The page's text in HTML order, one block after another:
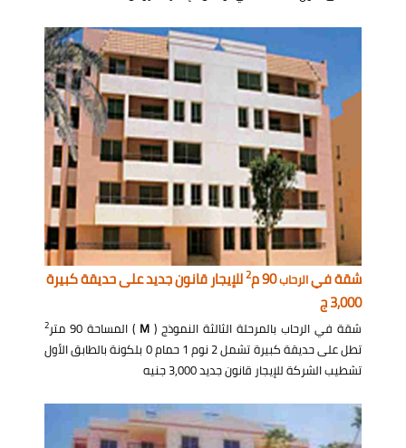
شقة فيالرحاب90 م 2للإيجار قانون جديد على حديقة كبيرة
3,000 ج
شقة في الرحاب بالمرحلة الثالثة النموذج ( M ) المساحة 90 متر 2
تطل على حديقة كبيرة تشمل 2 نوم 1 حمام 0 بلكونة بالطابق الأول
تشطيب الشركة للإيجار قانون جديد 3,000 جنيه